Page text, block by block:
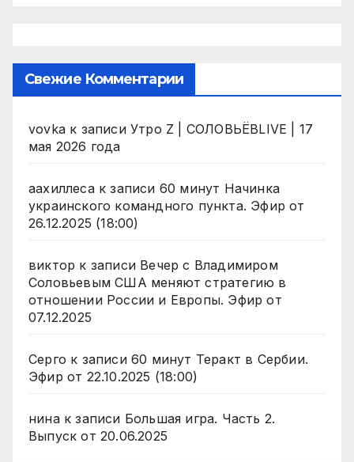
Свежие Комментарии
vovka к записи Утро Z | СОЛОВЬЁВLIVE | 17
мая 2026 года
аахиллесак записи 60 минут Начинка
украинского командного пункта. Эфир от
26.12.2025 (18:00)
виктор к записи Вечер с Владимиром
Соловьевым США меняют стратегию в
отношении России и Европы. Эфир от
07.12.2025
Серго к записи 60 минут Теракт в Сербии.
Эфир от 22.10.2025 (18:00)
нинак записи Большая игра. Часть 2.
Выпуск от 20.06.2025